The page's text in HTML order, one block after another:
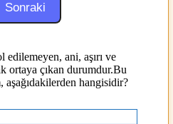
ani, aşırı ve
ortaya çıkan durumdur.Bu
aşağıdakilerden hangisidir?